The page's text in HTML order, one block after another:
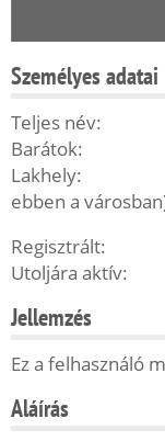
Személyes adatai
Teljes név:
Barátok:
Lakhely:
ebben a
Regisztrált:
Utoljára aktív:
Jellemzés
Ez a felhasználó
Aláírás